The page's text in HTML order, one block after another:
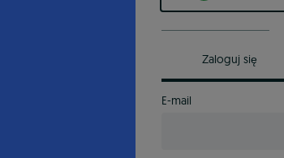
Zaloguj się
E-mail